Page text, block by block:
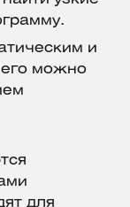
и
его можно
для